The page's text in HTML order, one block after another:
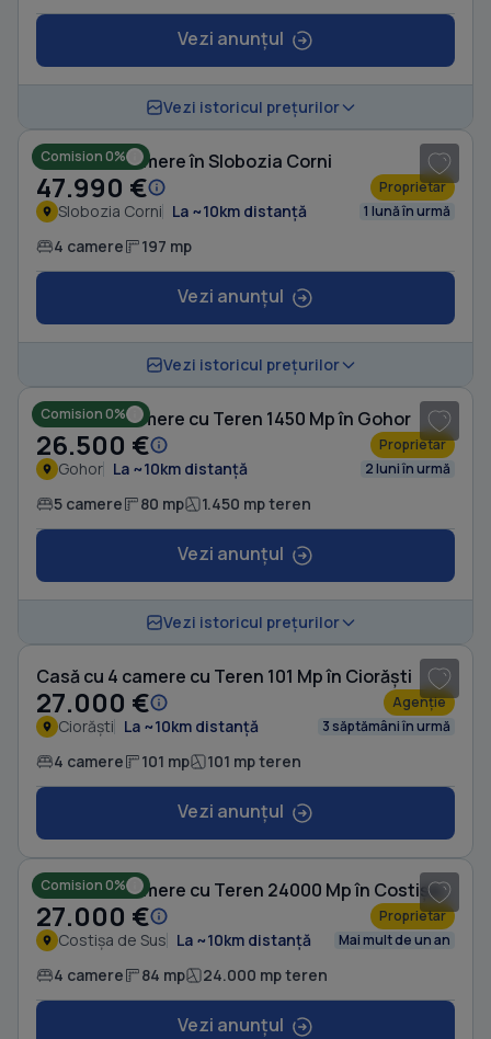
Vezi anunțul
Vezi istoricul prețurilor
Comision 0%
Casă cu 4 camere în Slobozia Corni
47.990 € Proprietar
Slobozia Corni La ~10km distanță 1 lună în urmă
4 camere 197 mp
Vezi anunțul
Vezi istoricul prețurilor
Comision 0%
Casă cu 5 camere cu Teren 1450 Mp în Gohor
26.500 € Proprietar
Gohor La ~10km distanță 2 luni în urmă
5 camere 80 mp 1.450 mp teren
Vezi anunțul
Vezi istoricul prețurilor
Casă cu 4 camere cu Teren 101 Mp în Ciorăști
27.000 € Agenție
Ciorăști La ~10km distanță 3 săptămâni în urmă
4 camere 101 mp 101 mp teren
Vezi anunțul
Comision 0% Casă cu 4 camere cu Teren 24000 Mp în Costișa de Sus
27.000 € Proprietar
Costișa de Sus La ~10km distanță Mai mult de un an
4 camere 84 mp 24.000 mp teren
Vezi anunțul